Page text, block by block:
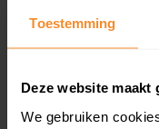
Toestemming
Deze website maakt
We gebruiken
Een overzicht van
en koopdatum)